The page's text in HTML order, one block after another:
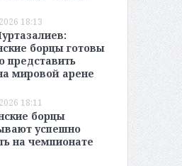
18:13
борцы готовы
представить
мировой арене
18:11
борцы
успешно
на чемпионате